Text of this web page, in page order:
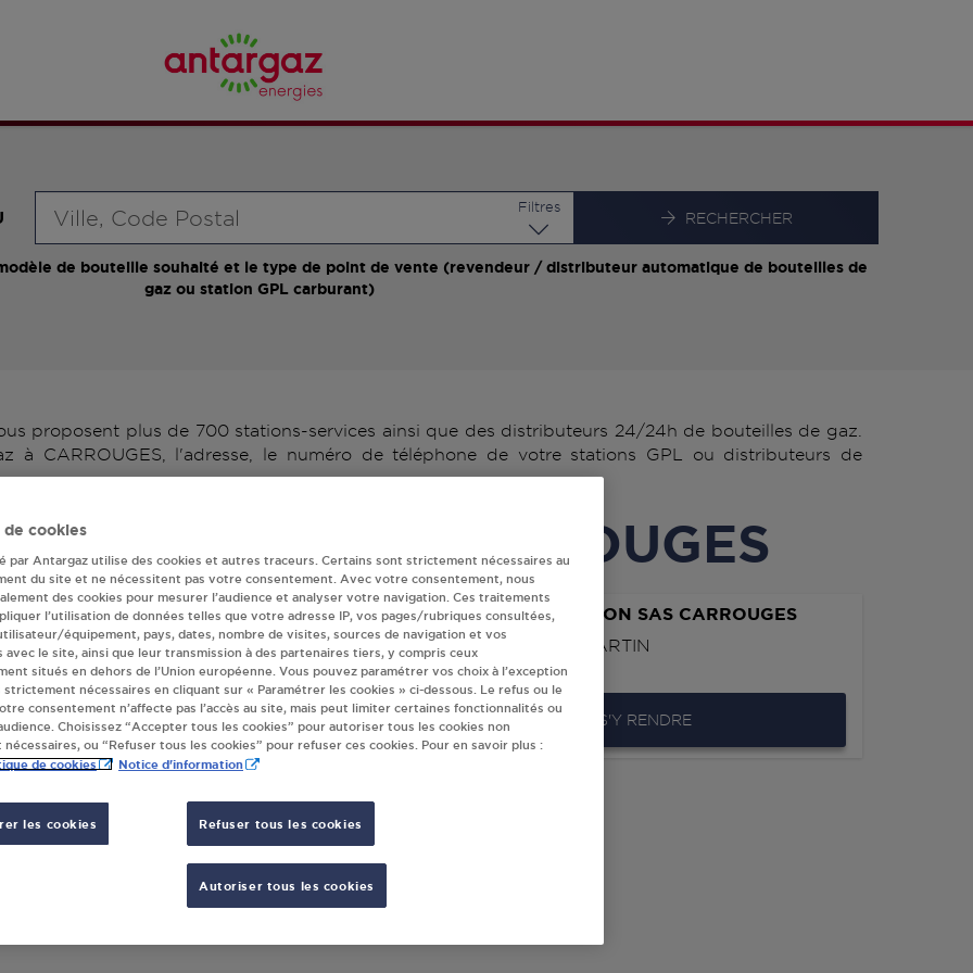
Filtres
RECHERCHER
de bouteille souhaité et le type de point de vente (revendeur / distributeur automatique de bouteilles de
gaz ou station GPL carburant)
proposent plus de 700 stations-services ainsi que des distributeurs 24/24h de bouteilles de gaz.
à CARROUGES, l'adresse, le numéro de téléphone de votre stations GPL ou distributeurs de
Antargaz à CARROUGES
CARROUGES
DU MARECHAL LECLERC
CARROUGES
S'Y RENDRE
COCCIMARKET SIMON SAS CARROUGES
6 RUE DE SAINT MARTIN
61320CARROUGES
S'Y RENDRE
de cookies
par Antargaz utilise des cookies et autres traceurs. Certains sont strictement nécessaires au
du site et ne nécessitent pas votre consentement. Avec votre consentement, nous
des cookies pour mesurer l’audience et analyser votre navigation. Ces traitements
l’utilisation de données telles que votre adresse IP, vos pages/rubriques consultées,
équipement, pays, dates, nombre de visites, sources de navigation et vos
avec le site, ainsi que leur transmission à des partenaires tiers, y compris ceux
situés en dehors de l’Union européenne. Vous pouvez paramétrer vos choix à l’exception
strictement nécessaires en cliquant sur « Paramétrer les cookies » ci-dessous. Le refus ou le
consentement n’affecte pas l’accès au site, mais peut limiter certaines fonctionnalités ou
Choisissez “Accepter tous les cookies” pour autoriser tous les cookies non
ou “Refuser tous les cookies” pour refuser ces cookies. Pour en savoir plus :
de cookies Notice d'information
les cookies Refuser tous les cookies
Autoriser tous les cookies